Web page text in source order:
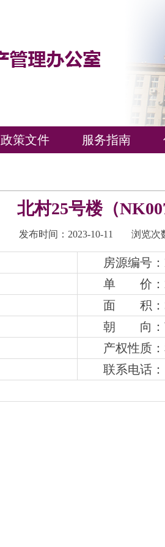
政策文件 服务指南
北村25号楼（
发布时间：2023-10-11 浏览次
房源编号
单 价：
面 积：
朝 向：
产权性质
联系电话：